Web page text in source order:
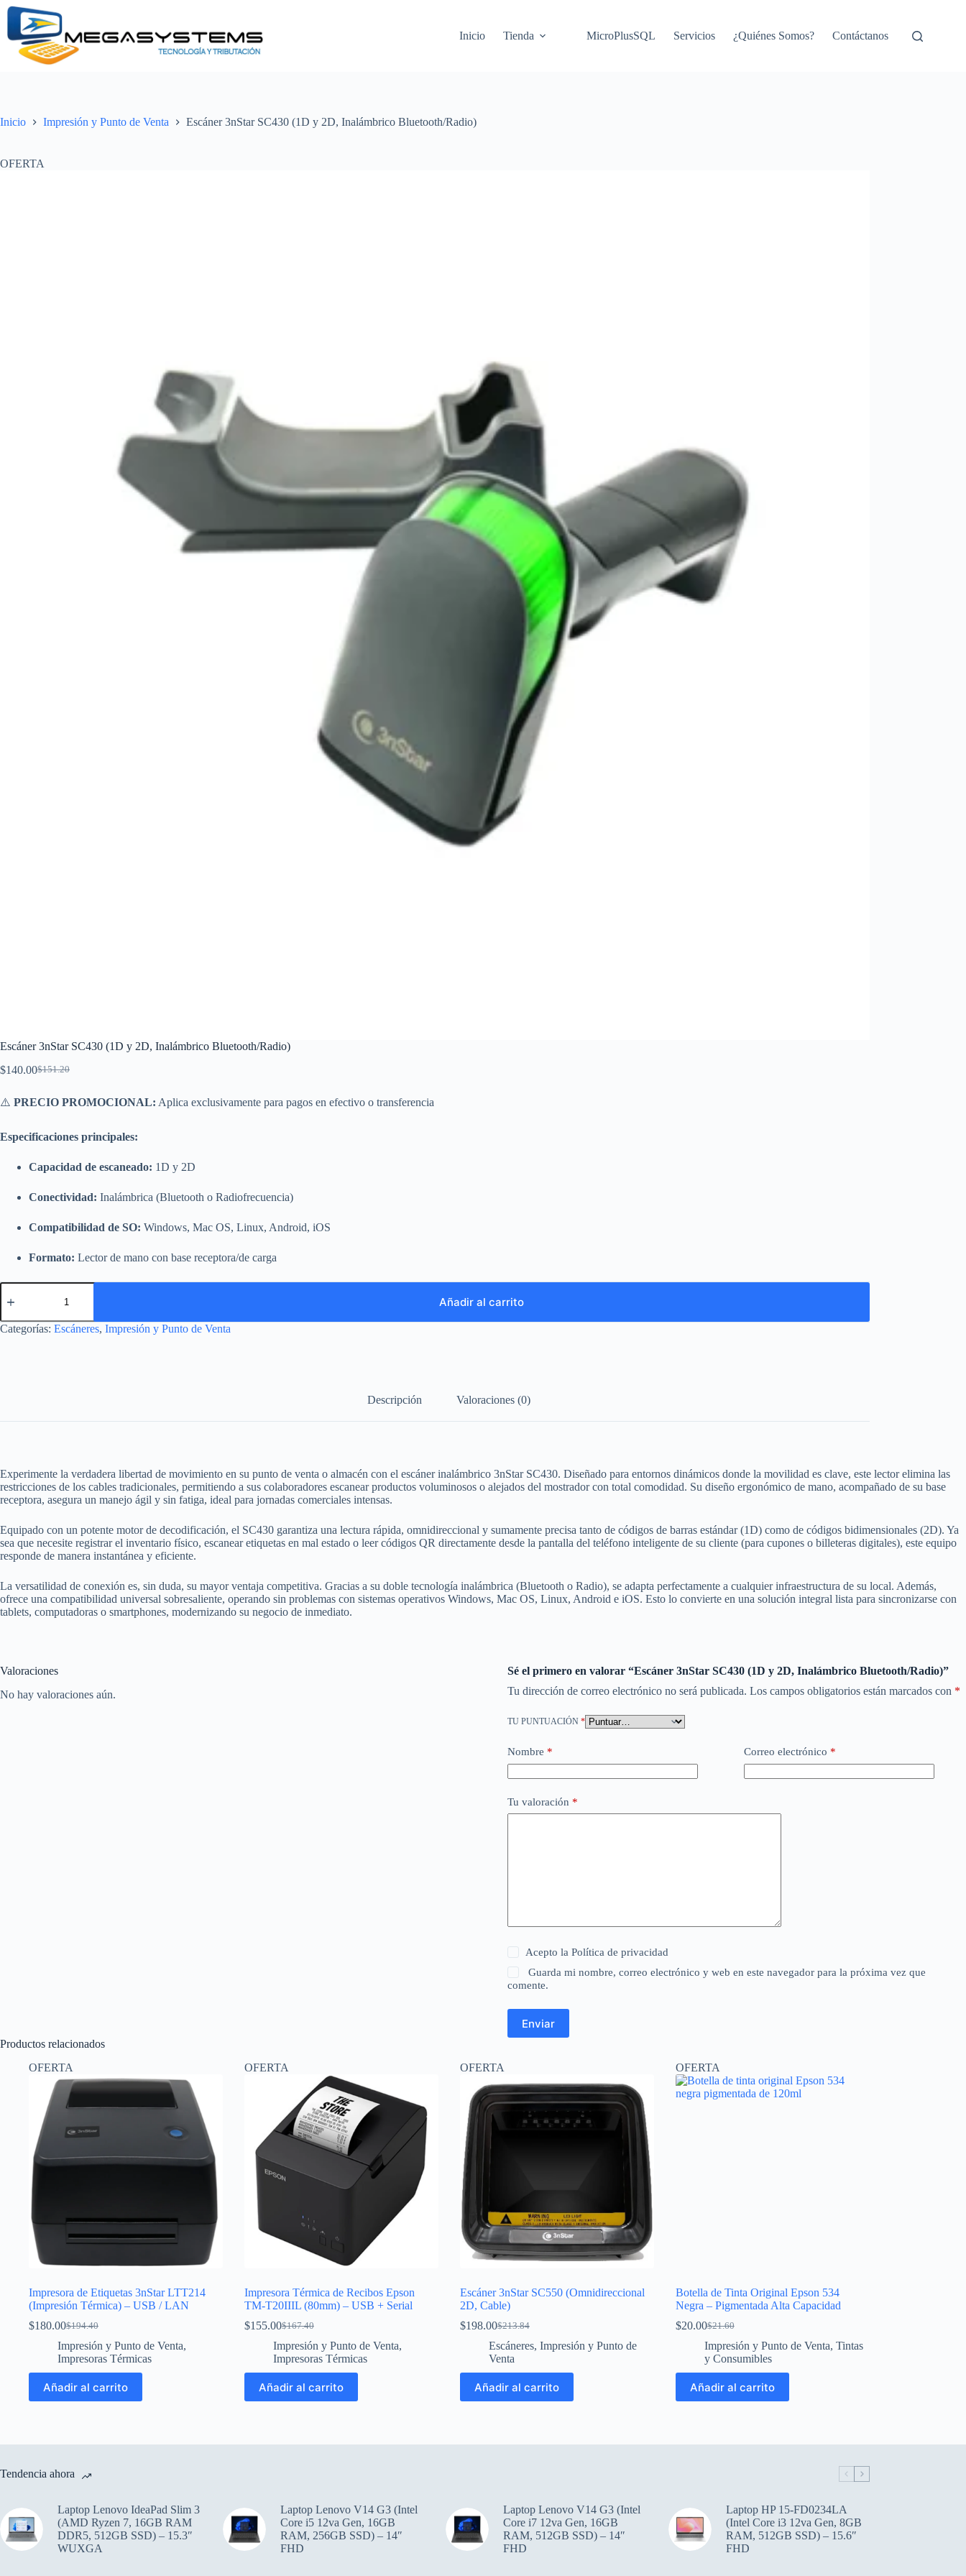
Saltar
contenido
Inicio Tienda MicroPlusSQL Servicios ¿Quiénes Somos? Contáctanos
Inicio Impresión y Punto de Venta Escáner 3nStar SC430 (1D y 2D, Inalámbrico Bluetooth/Radio)
OFERTA
Escáner 3nStar SC430 (1D y 2D, Inalámbrico Bluetooth/Radio)
$151.20
El
original
$140.00El
actual
⚠️ PRECIO PROMOCIONAL: Aplica exclusivamente para pagos en efectivo o transferencia
Especificaciones principales:
Capacidad de escaneado: 1D y 2D
Conectividad: Inalámbrica (Bluetooth o Radiofrecuencia)
Compatibilidad de SO: Windows, Mac OS, Linux, Android, iOS
Formato: Lector de mano con base receptora/de carga
Escáner
3nStar
(1D
y
Añadir al carrito
Categorías: Escáneres, Impresión y Punto de Venta
Descripción Valoraciones (0)
Experimente la verdadera libertad de movimiento en su punto de venta o almacén con el escáner inalámbrico 3nStar SC430. Diseñado para entornos dinámicos donde la movilidad es clave, este lector elimina las
restricciones de los cables tradicionales, permitiendo a sus colaboradores escanear productos voluminosos o alejados del mostrador con total comodidad. Su diseño ergonómico de mano, acompañado de su base
receptora, asegura un manejo ágil y sin fatiga, ideal para jornadas comerciales intensas.
Equipado con un potente motor de decodificación, el SC430 garantiza una lectura rápida, omnidireccional y sumamente precisa tanto de códigos de barras estándar (1D) como de códigos bidimensionales (2D). Ya
sea que necesite registrar el inventario físico, escanear etiquetas en mal estado o leer códigos QR directamente desde la pantalla del teléfono inteligente de su cliente (para cupones o billeteras digitales), este equipo
responde de manera instantánea y eficiente.
La versatilidad de conexión es, sin duda, su mayor ventaja competitiva. Gracias a su doble tecnología inalámbrica (Bluetooth o Radio), se adapta perfectamente a cualquier infraestructura de su local. Además,
ofrece una compatibilidad universal sobresaliente, operando sin problemas con sistemas operativos Windows, Mac OS, Linux, Android e iOS. Esto lo convierte en una solución integral lista para sincronizarse con
tablets, computadoras o smartphones, modernizando su negocio de inmediato.
Valoraciones
No hay valoraciones aún.
Sé el primero en valorar “Escáner 3nStar SC430 (1D y 2D, Inalámbrico Bluetooth/Radio)”
Tu dirección de correo electrónico no será publicada. Los campos obligatorios están marcados con *
TU PUNTUACIÓN *
Nombre * Correo electrónico *
Tu valoración *
Acepto la Política de privacidad
Guarda mi nombre, correo electrónico y web en este navegador para la próxima vez que
comente.
Enviar
Productos relacionados
OFERTA
Impresora de Etiquetas 3nStar LTT214
(Impresión Térmica) – USB / LAN
$194.40
El
precio
original
era:
$194.40.
$180.00El
precio
actual
es:
$180.00.
Impresión y Punto de Venta,
Impresoras Térmicas
Añadir al carrito
OFERTA
Impresora Térmica de Recibos Epson
TM-T20IIIL (80mm) – USB + Serial
$167.40
El
precio
original
era:
$167.40.
$155.00El
precio
actual
es:
$155.00.
Impresión y Punto de Venta,
Impresoras Térmicas
Añadir al carrito
OFERTA
Escáner 3nStar SC550 (Omnidireccional
2D, Cable)
$213.84
El
precio
original
era:
$213.84.
$198.00El
precio
actual
es:
$198.00.
Escáneres, Impresión y Punto de
Venta
Añadir al carrito
OFERTA
Botella de Tinta Original Epson 534
Negra – Pigmentada Alta Capacidad
$21.60
El
precio
original
era:
$21.60.
$20.00El
precio
actual
es:
$20.00.
Impresión y Punto de Venta, Tintas
y Consumibles
Añadir al carrito
Tendencia ahora
Laptop Lenovo IdeaPad Slim 3
(AMD Ryzen 7, 16GB RAM
DDR5, 512GB SSD) – 15.3″
WUXGA
Laptop Lenovo V14 G3 (Intel
Core i5 12va Gen, 16GB
RAM, 256GB SSD) – 14″
FHD
Laptop Lenovo V14 G3 (Intel
Core i7 12va Gen, 16GB
RAM, 512GB SSD) – 14″
FHD
Laptop HP 15-FD0234LA
(Intel Core i3 12va Gen, 8GB
RAM, 512GB SSD) – 15.6″
FHD